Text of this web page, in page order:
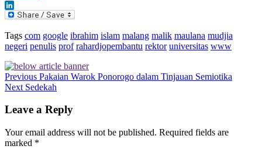
LinkedIn
Tags com google ibrahim islam malang malik maulana mudjia
negeri penulis prof rahardjopembantu rektor universitas www
Previous Pakaian Warok Ponorogo dalam Tinjauan Semiotika
Next Sedekah
Leave a Reply
Your email address will not be published. Required fields are
marked *